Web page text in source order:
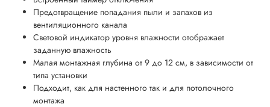
Предотвращение попадания пыли и запахов из
вентиляционного канала
Световой индикатор уровня влажности отображает
заданную влажность
Малая монтажная глубина от 9 до 12 см, в зависимости от
типа установки
Подходит, как для настенного так и для потолочного
монтажа